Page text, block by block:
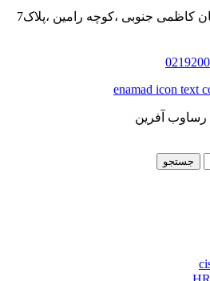
کاظمی جنوبی ،کوچه رامین ،پلاک7
آفرین
جستجو